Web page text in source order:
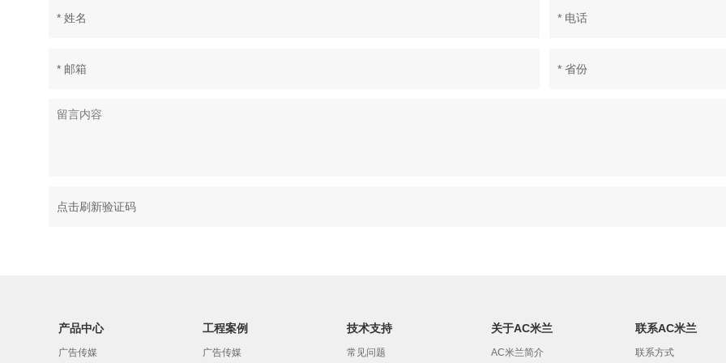
产品中心
广告传媒
工程案例
广告传媒
技术支持
常见问题
关于AC米兰
AC米兰简介
联系AC米兰
联系方式